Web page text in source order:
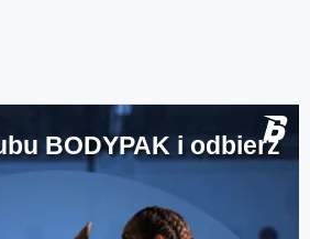
BODYPAK i odbierz